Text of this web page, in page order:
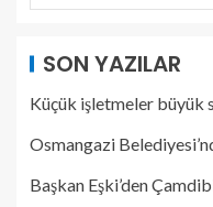
SON YAZILAR
Küçük işletmeler büyük
Osmangazi
Başkan Eşki’den